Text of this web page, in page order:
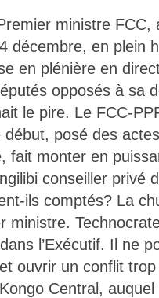
ministre FCC,
décembre, en plein
en plénière en
opposés à sa
le pire. Le FCC-
posé des
fait monter en
conseiller privé
ils comptés? La
ministre.
l’Exécutif. Il ne
ouvrir un conflit
Central, auquel